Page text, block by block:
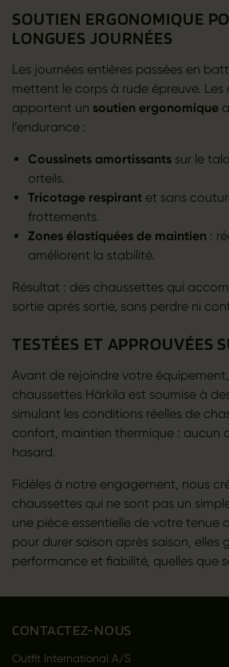
SOUTIEN ERGONOMIQUE
LONGUES JOURNÉES
Les journées entières passées en
mettent le corps à rude épreuve. Les
apportent un soutien ergonomique
l’endurance :
Coussinets amortissantssur le
orteils.
Tricotage respirantet sans
frottements.
Zones élastiquées de maintien :
améliorent la stabilité.
Résultat : des chaussettes qui
sortie après sortie, sans perdre ni
TESTÉES ET APPROUVÉES
Avant de rejoindre votre
chaussettes Härkila est soumise à
simulant les conditions réelles de
confort, maintien thermique : aucun
hasard.
Fidèles à notre engagement, nous
chaussettes qui ne sont pas un
une pièce essentielle de votre tenue
pour durer saison après saison, elles
performance et fiabilité, quelles que
CONTACTEZ-NOUS
Outfit International A/S